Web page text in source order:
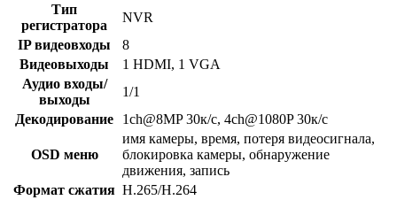
Тип
регистратора
NVR
IP видеовходы
8
Видеовыходы
1 HDMI, 1 VGA
Аудио входы/
выходы
1/1
Декодирование
1ch@8MP 30к/с, 4ch@1080P 30к/с
OSD меню
имя камеры, время, потеря видеосигнала,
блокировка камеры, обнаружение
движения, запись
Формат сжатия H.265/H.264